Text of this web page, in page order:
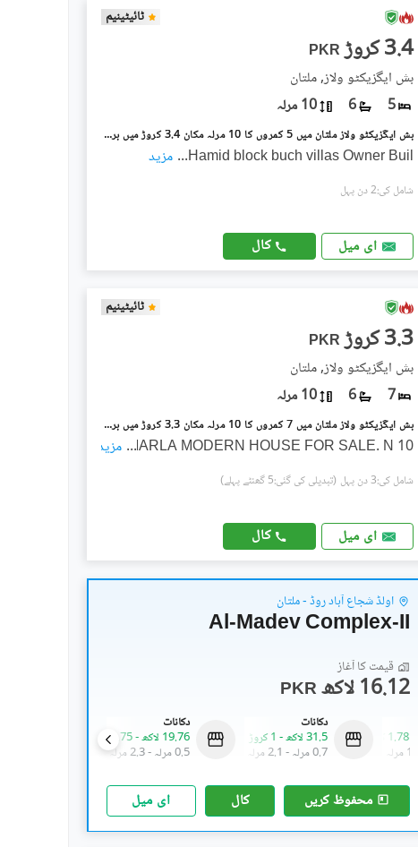
ٹائیٹینیم
PKR 3.4 کروڑ
بش ایگزیکٹو ولاز, ملتان
5
6 10 مرلہ
بش ایگزیکٹو ولاز ملتان میں 5 کمروں کا 10 مرلہ مکان 3.4 کروڑ میں برائے فروخت۔
Hamid block buch villas Owner Buil
... مزید
شامل کی:2 دن پہل
ای میل کال
ٹائیٹینیم
PKR 3.3 کروڑ
بش ایگزیکٹو ولاز, ملتان
7
6 10 مرلہ
بش ایگزیکٹو ولاز ملتان میں 7 کمروں کا 10 مرلہ مکان 3.3 کروڑ میں برائے فروخت۔
10 MARLA MODERN HOUSE FOR SALE. N
... مزید
شامل کی:3 دن پہل (تبدیلی کی گئی:5 گھنٹے پہلے)
ای میل کال
اولڈ شجاع آباد روڈ - ملتان
Al-Madev Complex-II
قیمت کا آغاز
PKR 16.12 لاکھ
دکانات
19.76 لاکھ
-99.75 لاکھ
0.5 مرلہ
-2.3 مرلہ
دکانات
31.5 لاکھ
- 1 کروڑ
0.7 مرلہ
- 2.1 مرلہ
1.78 کروڑ
1.6 مرلہ
محفوظ کریں کال ای میل